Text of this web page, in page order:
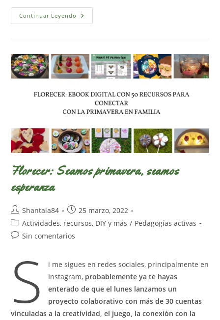
Continuar Leyendo 10
Ideas
Verano
Florecer: Seamos primavera, seamos
esperanza
Autor
de
la
entrada:
Shantala84
Publicación
de
entrada:
25 marzo, 2022
Categoría
de
Actividades, recursos, DIY y más / Pedagogías activas
Comentarios
entrada:
Sin comentarios
S
i me sigues en redes sociales, principalmente en
Instagram, probablemente ya te hayas
enterado de que el lunes lanzamos un
proyecto colaborativo con más de 30 cuentas
vinculadas a la creatividad, el juego, la conexión con la